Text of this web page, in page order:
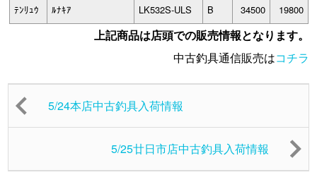
ﾃﾝﾘｭｳ ﾙﾅｷｱ LK532S-ULS B 34500 19800
上記商品は店頭での販売情報となります。
中古釣具通信販売はコチラ
5/24本店中古釣具入荷情報
5/25廿日市店中古釣具入荷情報